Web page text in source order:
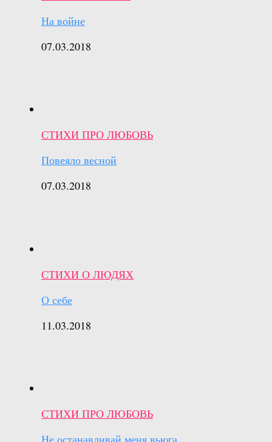
На войне
07.03.2018
СТИХИ ПРО ЛЮБОВЬ
Повеяло весной
07.03.2018
СТИХИ О ЛЮДЯХ
О себе
11.03.2018
СТИХИ ПРО ЛЮБОВЬ
Не останавливай меня вьюга